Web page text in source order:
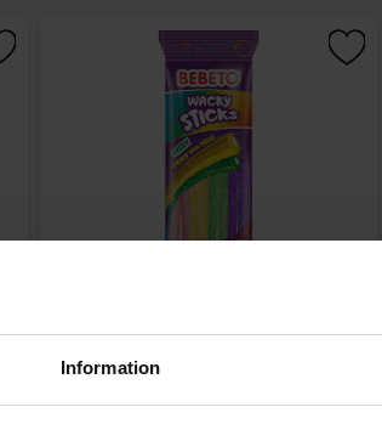
Information
Bebeto Wacky Sticks Fizzy Fruit Mix 75g